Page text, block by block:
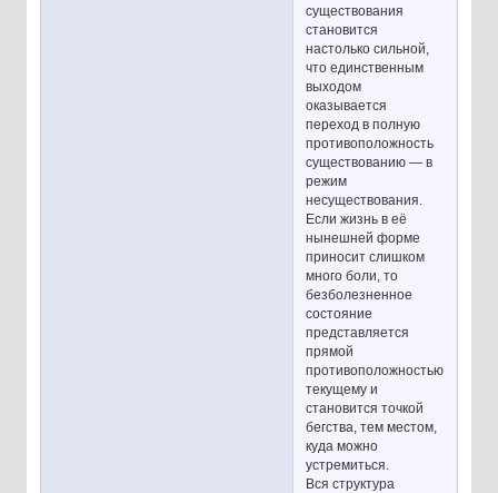
существования
становится
настолько сильной,
что единственным
выходом
оказывается
переход в полную
противоположность
существованию — в
режим
несуществования.
Если жизнь в её
нынешней форме
приносит слишком
много боли, то
безболезненное
состояние
представляется
прямой
противоположностью
текущему и
становится точкой
бегства, тем местом,
куда можно
устремиться.
Вся структура